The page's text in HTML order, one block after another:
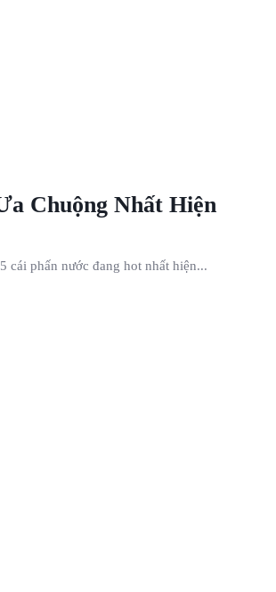
Chuộng Nhất Hiện
cái phấn nước đang hot nhất hiện...